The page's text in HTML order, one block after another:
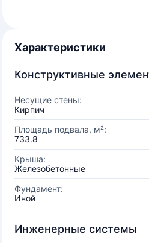
Характеристики
Конструктивные
Несущие стены:
Кирпич
Площадь подвала, м²:
733.8
Крыша:
Железобетонные
Фундамент:
Иной
Инженерные системы